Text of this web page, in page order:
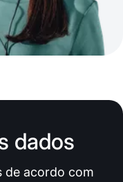
dados
de acordo com